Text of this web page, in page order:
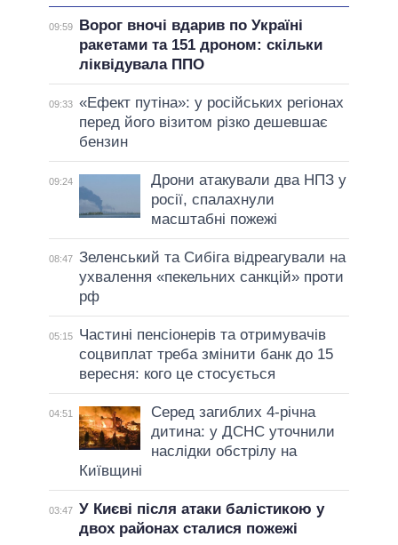
09:59
Ворог вночі вдарив по Україні
ракетами та 151 дроном: скільки
ліквідувала ППО
09:33 «Ефект путіна»: у російських регіонах
перед його візитом різко дешевшає
бензин
09:24
Дрони атакували два НПЗ у
росії, спалахнули
масштабні пожежі
08:47 Зеленський та Сибіга відреагували на
ухвалення «пекельних санкцій» проти
рф
05:15
Частині пенсіонерів та отримувачів
соцвиплат треба змінити банк до 15
вересня: кого це стосується
04:51
Серед загиблих 4-річна
дитина: у ДСНС уточнили
наслідки обстрілу на
Київщині
03:47 У Києві після атаки балістикою у
двох районах сталися пожежі